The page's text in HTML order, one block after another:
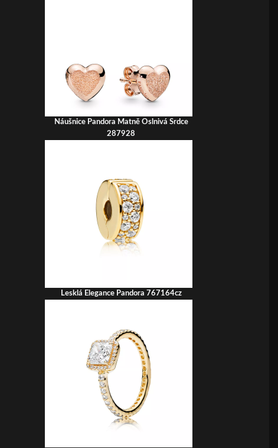
Náušnice Pandora Matně Oslnivá Srdce
287928
Lesklá Elegance Pandora 767164cz